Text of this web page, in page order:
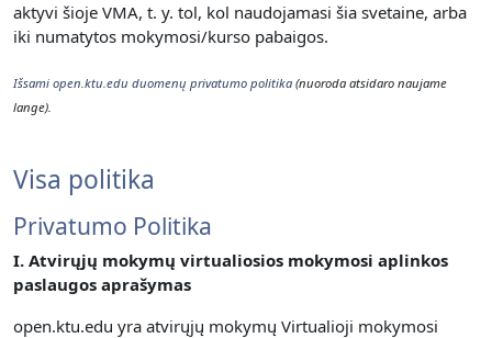
aktyvi šioje VMA, t. y. tol, kol naudojamasi šia svetaine, arba
iki numatytos mokymosi/kurso pabaigos.
Išsami open.ktu.edu duomenų privatumo politika (nuoroda atsidaro naujame
lange).
Visa politika
Privatumo Politika
I. Atvirųjų mokymų virtualiosios mokymosi aplinkos
paslaugos aprašymas
open.ktu.edu yra atvirųjų mokymų Virtualioji mokymosi